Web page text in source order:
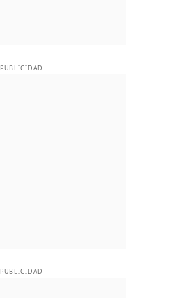
PUBLICIDAD
PUBLICIDAD